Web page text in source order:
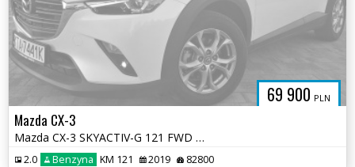
69 900 PLN
Mazda CX-3
Mazda CX-3 SKYACTIV-G 121 FWD Sports-Line
2.0 Benzyna KM 121 2019 82800